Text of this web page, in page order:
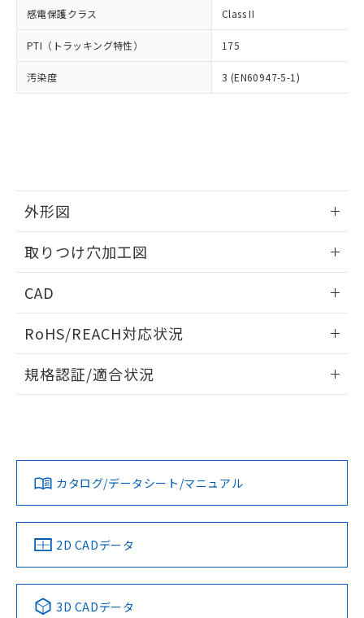
感電保護クラス Class II
PTI（トラッキング特性） 175
汚染度 3 (EN60947-5-1)
外形図
取りつけ穴加工図
CAD
ドすることができます。
ログイン/会員登録
ダウンロードデータをご利用いただく前に、以下を必ずお読
みください。
ソフトウェアの使用条件
RoHS/REACH対応状況
EU RoHS 注意事項・凡例
対応済み
中国 RoHS 注意事項・凡例
規格認証/適合状況
カタログ/データシート/マニュアル
2D CADデータ
3D CADデータ
在庫状況および標準価格結果を当社の
事前の承諾なく第三者に漏洩または開
示しないようお願いします。
マイパーツ機能（部品リスト作成サー
ビス）をご利用いただくには、I-Web
品・サービスに関するお客様との取
の共同利用に関して"
用者の範囲」に記載されている法人を
部品在庫の切り替え状況などにより、予定
月が前後することがあります。
EU RoHS指令（10物質）の非含有証明書
51物質の非含有証明書（当社基準）
※本証明書は発行日時点で非含有を証明す
物質の対応では、対応完了までの期間は出
荷製品に未対応品が混在することから備考
欄に対応日を記載しておりました。
既に当社にて対応品への在庫切替を完了
「ｅ」：有害物質（10物質）のすべてが基
準値以下であることを示します。
「10」：通常の使用状況下において有害物
質が外部に漏えいし、環境に深刻な影響を
及ぼさない年数を意味します。
当社は、貴社製品を第三者に販売する
場合は、上記1、2および3の内容を当
該第三者に通知します。また当社は、
販売先および販売に係わる関係者が違
法に輸出するおそれがある場合は、取
り引きをいたしません。
機器販売店・当社販売員にご確
受注生産機種、また在庫状況の
情報を公開していない機種